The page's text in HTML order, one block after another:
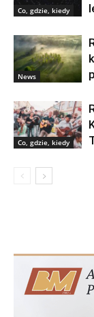
Co, gdzie, kiedy
News
Co, gdzie, kiedy